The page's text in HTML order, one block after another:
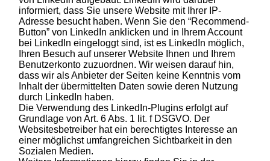
informiert, dass Sie unsere Website mit Ihrer IP-
Adresse besucht haben. Wenn Sie den “Recommend-
Button” von LinkedIn anklicken und in Ihrem Account
bei LinkedIn eingeloggt sind, ist es LinkedIn möglich,
Ihren Besuch auf unserer Website Ihnen und Ihrem
Benutzerkonto zuzuordnen. Wir weisen darauf hin,
dass wir als Anbieter der Seiten keine Kenntnis vom
Inhalt der übermittelten Daten sowie deren Nutzung
durch LinkedIn haben.
Die Verwendung des LinkedIn-Plugins erfolgt auf
Grundlage von Art. 6 Abs. 1 lit. f DSGVO. Der
Websitesbetreiber hat ein berechtigtes Interesse an
einer möglichst umfangreichen Sichtbarkeit in den
Sozialen Medien.